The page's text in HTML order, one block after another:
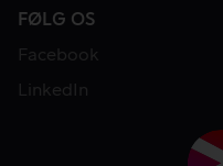
FØLG OS
Facebook
LinkedIn